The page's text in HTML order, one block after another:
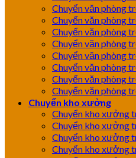
Chuyển văn phòng
Chuyển văn phòng
Chuyển văn phòng
Chuyển văn phòng
Chuyển văn phòng
Chuyển văn phòng
Chuyển văn phòng
Chuyển văn phòng
Chuyển kho xưởng
Chuyển kho xưởng
Chuyển kho xưởng
Chuyển kho xưởng
Chuyển kho xưởng